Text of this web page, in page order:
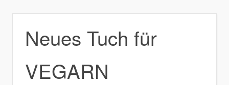
Neues Tuch für
VEGARN